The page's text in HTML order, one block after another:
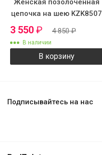
Женская позолоченная
цепочка на шею KZK8507
3 550 ₽ 4 850₽
В наличии
В корзину
Подписывайтесь на нас